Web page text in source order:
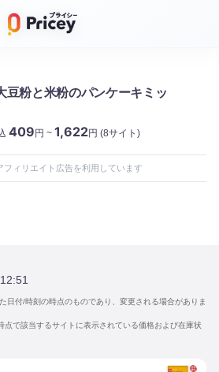
豆粉と米粉のパンケーキミッ
409円 ~ 1,622円 (8サイト)
フィリエイト広告を利用しています
日付/時刻の時点のものであり、変更される場合がありま
点で該当するサイトに表示されている価格および在庫状